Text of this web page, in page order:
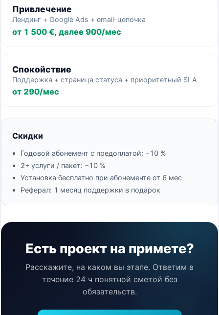
Привлечение
Лендинг + Google Ads + email-цепочка
от 1 500 €, далее 900/мес
Спокойствие
Поддержка + страница статуса + приоритетный SLA
от 290/мес
Скидки
Годовой абонемент с предоплатой: −10 %
2+ услуги / пакет: −10 %
Установка бесплатно при абонементе от 6 мес
Реферал: 1 месяц поддержки в подарок
Есть проект на примете?
Расскажите, на каком вы этапе. Ответим в
течение 24 ч понятной сметой без
обязательств.